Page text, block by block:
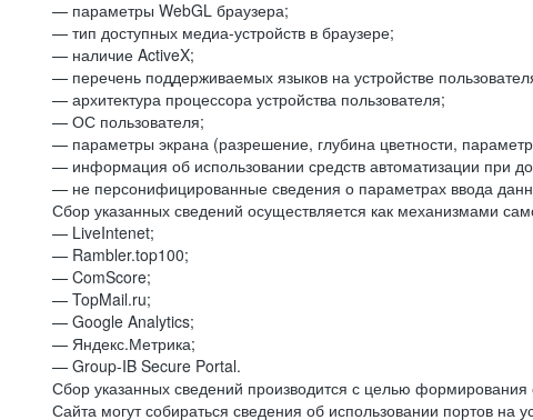
— параметры WebGL браузера;
— тип доступных медиа-устройств в браузере;
— наличие ActiveX;
— перечень поддерживаемых языков на устройстве
— архитектура процессора устройства пользователя;
— ОС пользователя;
— параметры экрана (разрешение, глубина цветности,
— информация об использовании средств автоматизации при
— не персонифицированные сведения о параметрах ввода
Сбор указанных сведений осуществляется как механизмами
— LiveIntenet;
— Rambler.top100;
— ComScore;
— TopMail.ru;
— Google Analytics;
— Яндекс.Метрика;
— Group-IB Secure Portal.
Сбор указанных сведений производится с целью формирования
Сайта могут собираться сведения об использовании портов на